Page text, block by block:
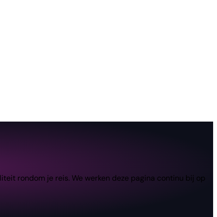
rondom je reis. We werken deze pagina continu bij op